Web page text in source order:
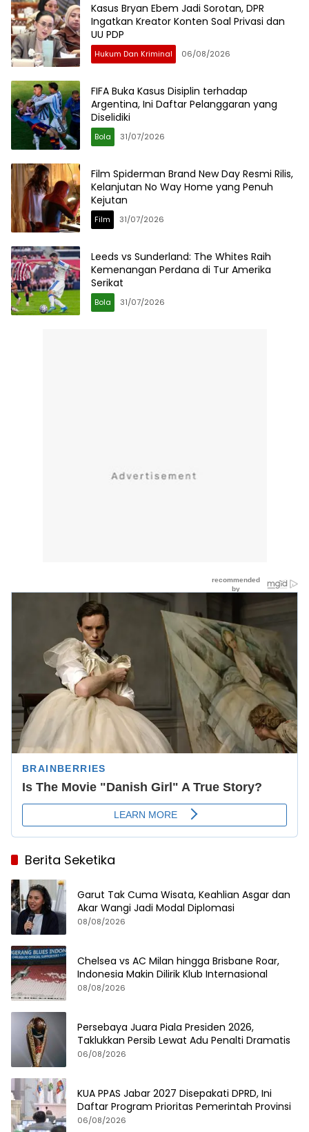
Kasus Bryan Ebem Jadi Sorotan, DPR
Ingatkan Kreator Konten Soal Privasi dan
UU PDP
Hukum Dan Kriminal 06/08/2026
FIFA Buka Kasus Disiplin terhadap
Argentina, Ini Daftar Pelanggaran yang
Diselidiki
Bola 31/07/2026
Film Spiderman Brand New Day Resmi Rilis,
Kelanjutan No Way Home yang Penuh
Kejutan
Film 31/07/2026
Leeds vs Sunderland: The Whites Raih
Kemenangan Perdana di Tur Amerika
Serikat
Bola 31/07/2026
Berita Seketika
Garut Tak Cuma Wisata, Keahlian Asgar dan
Akar Wangi Jadi Modal Diplomasi
08/08/2026
Chelsea vs AC Milan hingga Brisbane Roar,
Indonesia Makin Dilirik Klub Internasional
08/08/2026
Persebaya Juara Piala Presiden 2026,
Taklukkan Persib Lewat Adu Penalti Dramatis
06/08/2026
KUA PPAS Jabar 2027 Disepakati DPRD, Ini
Daftar Program Prioritas Pemerintah Provinsi
06/08/2026